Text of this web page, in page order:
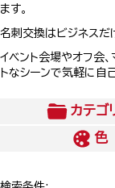
ます。
名刺交換はビジネスだ
イベント会場やオフ会
トなシーンで気軽に自
カテゴ
色